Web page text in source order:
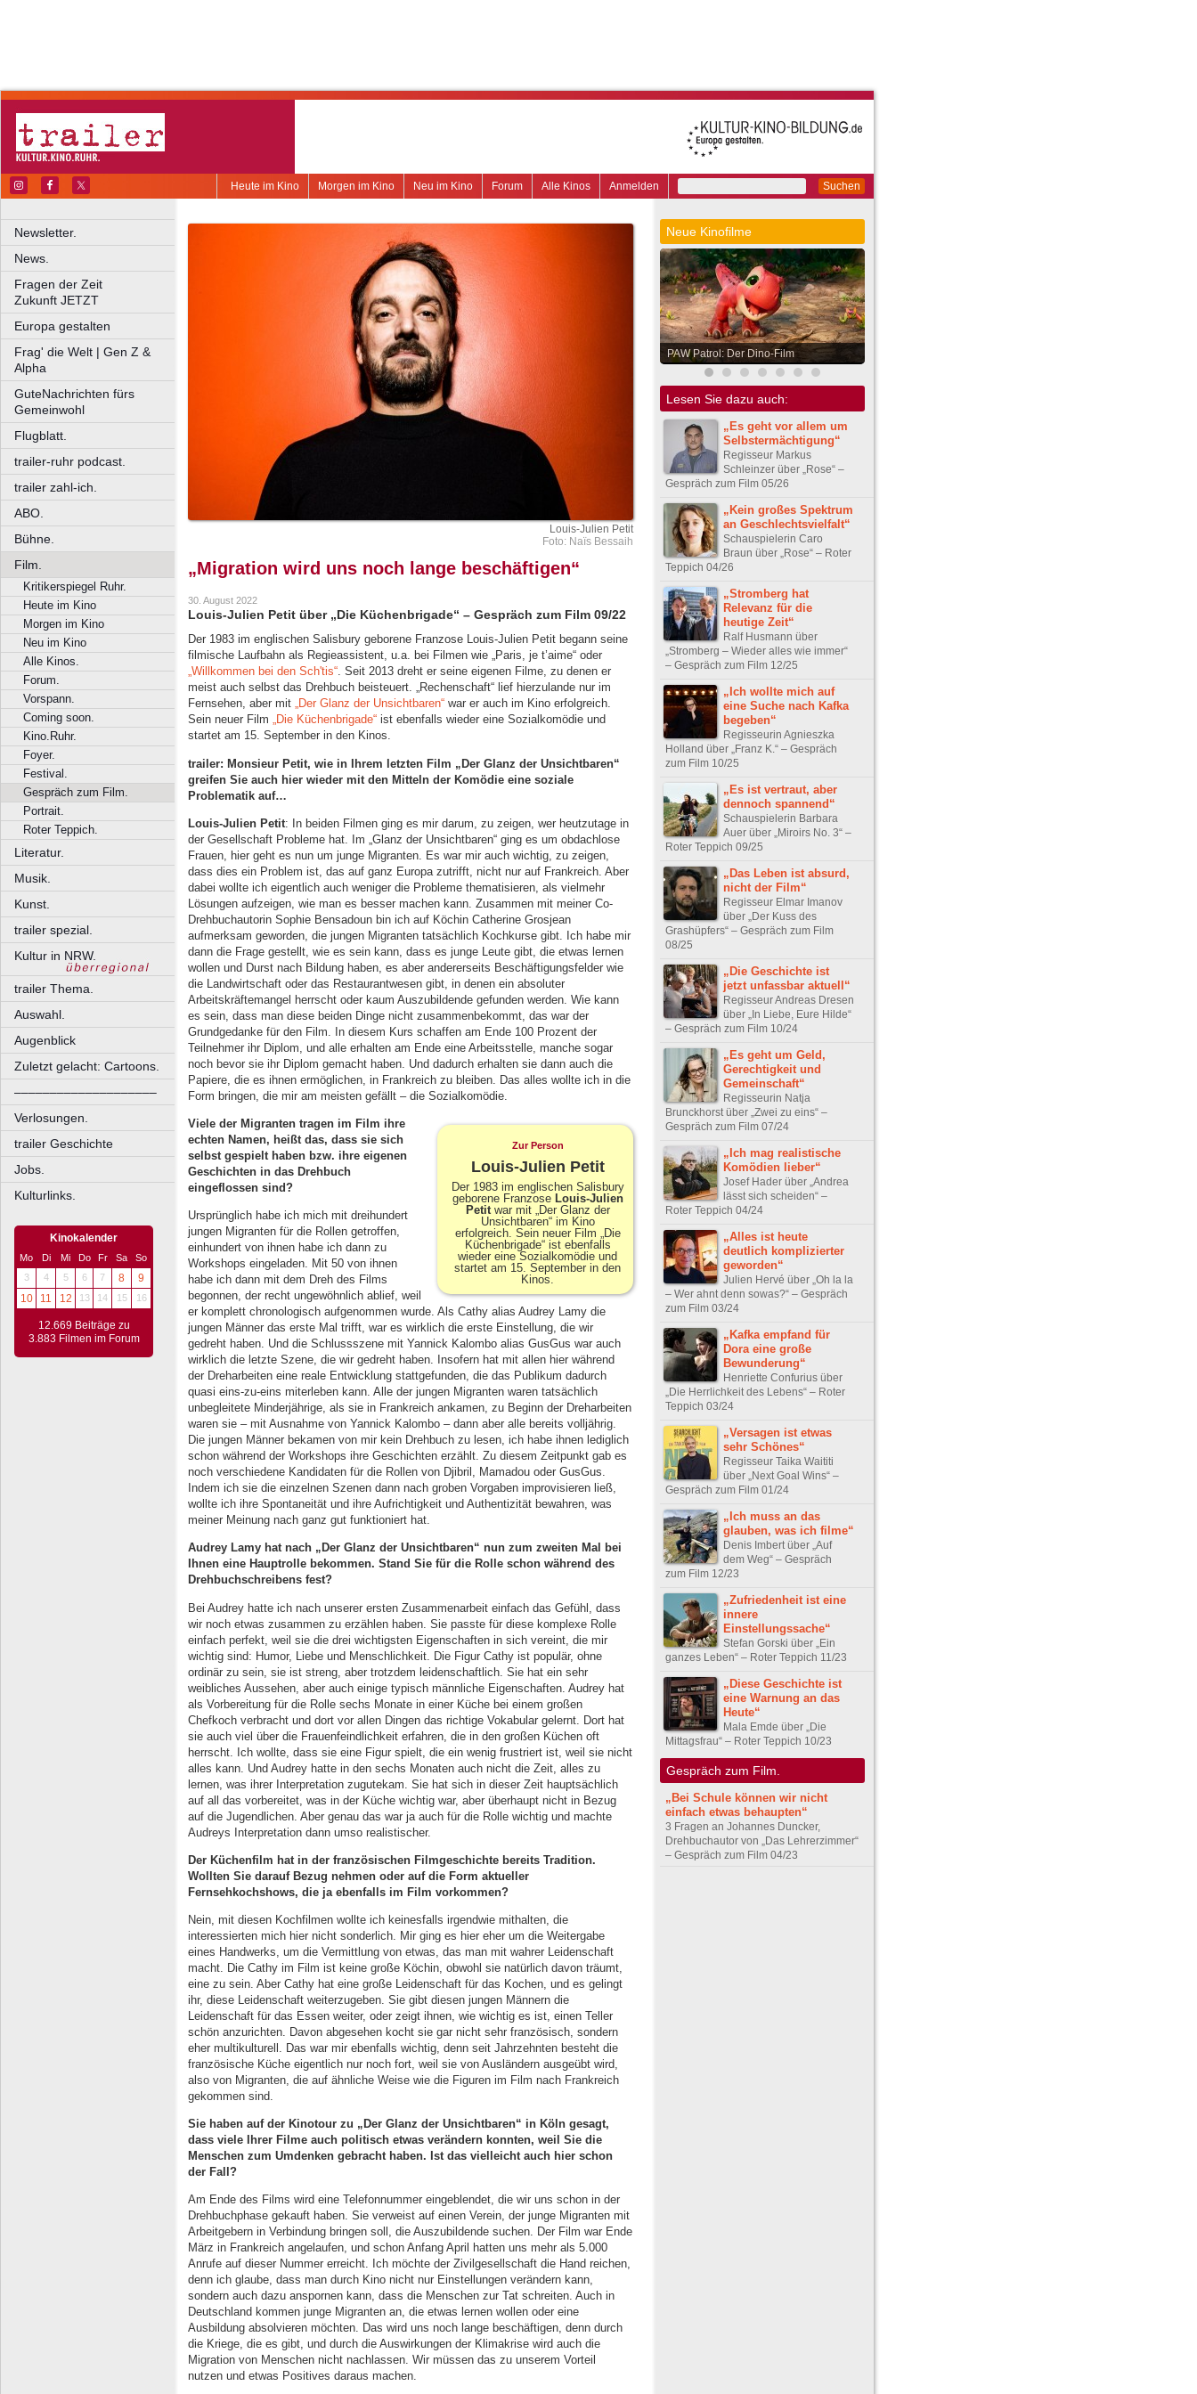
Suchen
Anmelden
Alle Kinos
Forum
Neu im Kino
Morgen im Kino
Heute im Kino
Newsletter.
News.
Fragen der Zeit
Zukunft JETZT
Europa gestalten
Frag' die Welt | Gen Z &
Alpha
GuteNachrichten fürs
Gemeinwohl
Flugblatt.
trailer-ruhr podcast.
trailer zahl-ich.
ABO.
Bühne.
Film.
Kritikerspiegel Ruhr.
Heute im Kino
Morgen im Kino
Neu im Kino
Alle Kinos.
Forum.
Vorspann.
Coming soon.
Kino.Ruhr.
Foyer.
Festival.
Gespräch zum Film.
Portrait.
Roter Teppich.
Literatur.
Musik.
Kunst.
trailer spezial.
Kultur in NRW.
trailer Thema.
Auswahl.
Augenblick
Zuletzt gelacht: Cartoons.
––––––––––––––––––––
Verlosungen.
trailer Geschichte
Jobs.
Kulturlinks.
Kinokalender
Mo Di Mi Do Fr Sa
So
3
4 5 6 7 8
9
10
11 12 13 14 15 16
12.669 Beiträge zu
3.883 Filmen im Forum
Louis-Julien Petit
Foto: Naïs Bessaih
„Migration wird uns noch lange beschäftigen“
30. August 2022
Louis-Julien Petit über „Die Küchenbrigade“ – Gespräch zum Film 09/22
Der 1983 im englischen Salisbury geborene Franzose Louis-Julien Petit begann seine
filmische Laufbahn als Regieassistent, u.a. bei Filmen wie „Paris, je t’aime“ oder
„Willkommen bei den Sch'tis“. Seit 2013 dreht er seine eigenen Filme, zu denen er
meist auch selbst das Drehbuch beisteuert. „Rechenschaft“ lief hierzulande nur im
Fernsehen, aber mit „Der Glanz der Unsichtbaren“ war er auch im Kino erfolgreich.
Sein neuer Film „Die Küchenbrigade“ ist ebenfalls wieder eine Sozialkomödie und
startet am 15. September in den Kinos.
trailer: Monsieur Petit, wie in Ihrem letzten Film „Der Glanz der Unsichtbaren“
greifen Sie auch hier wieder mit den Mitteln der Komödie eine soziale
Problematik auf…
Louis-Julien Petit: In beiden Filmen ging es mir darum, zu zeigen, wer heutzutage in
der Gesellschaft Probleme hat. Im „Glanz der Unsichtbaren“ ging es um obdachlose
Frauen, hier geht es nun um junge Migranten. Es war mir auch wichtig, zu zeigen,
dass dies ein Problem ist, das auf ganz Europa zutrifft, nicht nur auf Frankreich. Aber
dabei wollte ich eigentlich auch weniger die Probleme thematisieren, als vielmehr
Lösungen aufzeigen, wie man es besser machen kann. Zusammen mit meiner Co-
Drehbuchautorin Sophie Bensadoun bin ich auf Köchin Catherine Grosjean
aufmerksam geworden, die jungen Migranten tatsächlich Kochkurse gibt. Ich habe mir
dann die Frage gestellt, wie es sein kann, dass es junge Leute gibt, die etwas lernen
wollen und Durst nach Bildung haben, es aber andererseits Beschäftigungsfelder wie
die Landwirtschaft oder das Restaurantwesen gibt, in denen ein absoluter
Arbeitskräftemangel herrscht oder kaum Auszubildende gefunden werden. Wie kann
es sein, dass man diese beiden Dinge nicht zusammenbekommt, das war der
Grundgedanke für den Film. In diesem Kurs schaffen am Ende 100 Prozent der
Teilnehmer ihr Diplom, und alle erhalten am Ende eine Arbeitsstelle, manche sogar
noch bevor sie ihr Diplom gemacht haben. Und dadurch erhalten sie dann auch die
Papiere, die es ihnen ermöglichen, in Frankreich zu bleiben. Das alles wollte ich in die
Form bringen, die mir am meisten gefällt – die Sozialkomödie.
Zur Person
Louis-Julien Petit
Der 1983 im englischen Salisbury
geborene Franzose Louis-Julien
Petitwar mit „Der Glanz der
Unsichtbaren“ im Kino
erfolgreich. Sein neuer Film „Die
Küchenbrigade“ ist ebenfalls
wieder eine Sozialkomödie und
startet am 15. September in den
Kinos.
Viele der Migranten tragen im Film ihre
echten Namen, heißt das, dass sie sich
selbst gespielt haben bzw. ihre eigenen
Geschichten in das Drehbuch
eingeflossen sind?
Ursprünglich habe ich mich mit dreihundert
jungen Migranten für die Rollen getroffen,
einhundert von ihnen habe ich dann zu
Workshops eingeladen. Mit 50 von ihnen
habe ich dann mit dem Dreh des Films
begonnen, der recht ungewöhnlich ablief, weil
er komplett chronologisch aufgenommen wurde. Als Cathy alias Audrey Lamy die
jungen Männer das erste Mal trifft, war es wirklich die erste Einstellung, die wir
gedreht haben. Und die Schlussszene mit Yannick Kalombo alias GusGus war auch
wirklich die letzte Szene, die wir gedreht haben. Insofern hat mit allen hier während
der Dreharbeiten eine reale Entwicklung stattgefunden, die das Publikum dadurch
quasi eins-zu-eins miterleben kann. Alle der jungen Migranten waren tatsächlich
unbegleitete Minderjährige, als sie in Frankreich ankamen, zu Beginn der Dreharbeiten
waren sie – mit Ausnahme von Yannick Kalombo – dann aber alle bereits volljährig.
Die jungen Männer bekamen von mir kein Drehbuch zu lesen, ich habe ihnen lediglich
schon während der Workshops ihre Geschichten erzählt. Zu diesem Zeitpunkt gab es
noch verschiedene Kandidaten für die Rollen von Djibril, Mamadou oder GusGus.
Indem ich sie die einzelnen Szenen dann nach groben Vorgaben improvisieren ließ,
wollte ich ihre Spontaneität und ihre Aufrichtigkeit und Authentizität bewahren, was
meiner Meinung nach ganz gut funktioniert hat.
Audrey Lamy hat nach „Der Glanz der Unsichtbaren“ nun zum zweiten Mal bei
Ihnen eine Hauptrolle bekommen. Stand Sie für die Rolle schon während des
Drehbuchschreibens fest?
Bei Audrey hatte ich nach unserer ersten Zusammenarbeit einfach das Gefühl, dass
wir noch etwas zusammen zu erzählen haben. Sie passte für diese komplexe Rolle
einfach perfekt, weil sie die drei wichtigsten Eigenschaften in sich vereint, die mir
wichtig sind: Humor, Liebe und Menschlichkeit. Die Figur Cathy ist populär, ohne
ordinär zu sein, sie ist streng, aber trotzdem leidenschaftlich. Sie hat ein sehr
weibliches Aussehen, aber auch einige typisch männliche Eigenschaften. Audrey hat
als Vorbereitung für die Rolle sechs Monate in einer Küche bei einem großen
Chefkoch verbracht und dort vor allen Dingen das richtige Vokabular gelernt. Dort hat
sie auch viel über die Frauenfeindlichkeit erfahren, die in den großen Küchen oft
herrscht. Ich wollte, dass sie eine Figur spielt, die ein wenig frustriert ist, weil sie nicht
alles kann. Und Audrey hatte in den sechs Monaten auch nicht die Zeit, alles zu
lernen, was ihrer Interpretation zugutekam. Sie hat sich in dieser Zeit hauptsächlich
auf all das vorbereitet, was in der Küche wichtig war, aber überhaupt nicht in Bezug
auf die Jugendlichen. Aber genau das war ja auch für die Rolle wichtig und machte
Audreys Interpretation dann umso realistischer.
Der Küchenfilm hat in der französischen Filmgeschichte bereits Tradition.
Wollten Sie darauf Bezug nehmen oder auf die Form aktueller
Fernsehkochshows, die ja ebenfalls im Film vorkommen?
Nein, mit diesen Kochfilmen wollte ich keinesfalls irgendwie mithalten, die
interessierten mich hier nicht sonderlich. Mir ging es hier eher um die Weitergabe
eines Handwerks, um die Vermittlung von etwas, das man mit wahrer Leidenschaft
macht. Die Cathy im Film ist keine große Köchin, obwohl sie natürlich davon träumt,
eine zu sein. Aber Cathy hat eine große Leidenschaft für das Kochen, und es gelingt
ihr, diese Leidenschaft weiterzugeben. Sie gibt diesen jungen Männern die
Leidenschaft für das Essen weiter, oder zeigt ihnen, wie wichtig es ist, einen Teller
schön anzurichten. Davon abgesehen kocht sie gar nicht sehr französisch, sondern
eher multikulturell. Das war mir ebenfalls wichtig, denn seit Jahrzehnten besteht die
französische Küche eigentlich nur noch fort, weil sie von Ausländern ausgeübt wird,
also von Migranten, die auf ähnliche Weise wie die Figuren im Film nach Frankreich
gekommen sind.
Sie haben auf der Kinotour zu „Der Glanz der Unsichtbaren“ in Köln gesagt,
dass viele Ihrer Filme auch politisch etwas verändern konnten, weil Sie die
Menschen zum Umdenken gebracht haben. Ist das vielleicht auch hier schon
der Fall?
Am Ende des Films wird eine Telefonnummer eingeblendet, die wir uns schon in der
Drehbuchphase gekauft haben. Sie verweist auf einen Verein, der junge Migranten mit
Arbeitgebern in Verbindung bringen soll, die Auszubildende suchen. Der Film war Ende
März in Frankreich angelaufen, und schon Anfang April hatten uns mehr als 5.000
Anrufe auf dieser Nummer erreicht. Ich möchte der Zivilgesellschaft die Hand reichen,
denn ich glaube, dass man durch Kino nicht nur Einstellungen verändern kann,
sondern auch dazu anspornen kann, dass die Menschen zur Tat schreiten. Auch in
Deutschland kommen junge Migranten an, die etwas lernen wollen oder eine
Ausbildung absolvieren möchten. Das wird uns noch lange beschäftigen, denn durch
die Kriege, die es gibt, und durch die Auswirkungen der Klimakrise wird auch die
Migration von Menschen nicht nachlassen. Wir müssen das zu unserem Vorteil
nutzen und etwas Positives daraus machen.
Neue Kinofilme
PAW Patrol: Der Dino-Film
Lesen Sie dazu auch:
„Es geht vor allem um
Selbstermächtigung“
Regisseur Markus
Schleinzer über „Rose“ –
Gespräch zum Film 05/26
„Kein großes Spektrum
an Geschlechtsvielfalt“
Schauspielerin Caro
Braun über „Rose“ – Roter
Teppich 04/26
„Stromberg hat
Relevanz für die
heutige Zeit“
Ralf Husmann über
„Stromberg – Wieder alles wie immer“
– Gespräch zum Film 12/25
„Ich wollte mich auf
eine Suche nach Kafka
begeben“
Regisseurin Agnieszka
Holland über „Franz K.“ – Gespräch
zum Film 10/25
„Es ist vertraut, aber
dennoch spannend“
Schauspielerin Barbara
Auer über „Miroirs No. 3“ –
Roter Teppich 09/25
„Das Leben ist absurd,
nicht der Film“
Regisseur Elmar Imanov
über „Der Kuss des
Grashüpfers“ – Gespräch zum Film
08/25
„Die Geschichte ist
jetzt unfassbar aktuell“
Regisseur Andreas Dresen
über „In Liebe, Eure Hilde“
– Gespräch zum Film 10/24
„Es geht um Geld,
Gerechtigkeit und
Gemeinschaft“
Regisseurin Natja
Brunckhorst über „Zwei zu eins“ –
Gespräch zum Film 07/24
„Ich mag realistische
Komödien lieber“
Josef Hader über „Andrea
lässt sich scheiden“ –
Roter Teppich 04/24
„Alles ist heute
deutlich komplizierter
geworden“
Julien Hervé über „Oh la la
– Wer ahnt denn sowas?“ – Gespräch
zum Film 03/24
„Kafka empfand für
Dora eine große
Bewunderung“
Henriette Confurius über
„Die Herrlichkeit des Lebens“ – Roter
Teppich 03/24
„Versagen ist etwas
sehr Schönes“
Regisseur Taika Waititi
über „Next Goal Wins“ –
Gespräch zum Film 01/24
„Ich muss an das
glauben, was ich filme“
Denis Imbert über „Auf
dem Weg“ – Gespräch
zum Film 12/23
„Zufriedenheit ist eine
innere
Einstellungssache“
Stefan Gorski über „Ein
ganzes Leben“ – Roter Teppich 11/23
„Diese Geschichte ist
eine Warnung an das
Heute“
Mala Emde über „Die
Mittagsfrau“ – Roter Teppich 10/23
Gespräch zum Film.
„Bei Schule können wir nicht
einfach etwas behaupten“
3 Fragen an Johannes Duncker,
Drehbuchautor von „Das Lehrerzimmer“
– Gespräch zum Film 04/23